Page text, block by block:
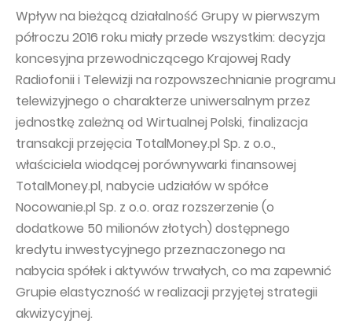
Wpływ na bieżącą działalność Grupy w pierwszym
półroczu 2016 roku miały przede wszystkim: decyzja
koncesyjna przewodniczącego Krajowej Rady
Radiofonii i Telewizji na rozpowszechnianie programu
telewizyjnego o charakterze uniwersalnym przez
jednostkę zależną od Wirtualnej Polski, finalizacja
transakcji przejęcia TotalMoney.pl Sp. z o.o.,
właściciela wiodącej porównywarki finansowej
TotalMoney.pl, nabycie udziałów w spółce
Nocowanie.pl Sp. z o.o. oraz rozszerzenie (o
dodatkowe 50 milionów złotych) dostępnego
kredytu inwestycyjnego przeznaczonego na
nabycia spółek i aktywów trwałych, co ma zapewnić
Grupie elastyczność w realizacji przyjętej strategii
akwizycyjnej.